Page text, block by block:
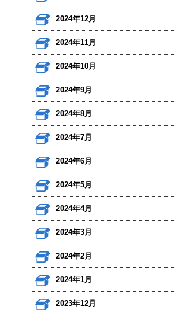
2024年12月
2024年11月
2024年10月
2024年9月
2024年8月
2024年7月
2024年6月
2024年5月
2024年4月
2024年3月
2024年2月
2024年1月
2023年12月